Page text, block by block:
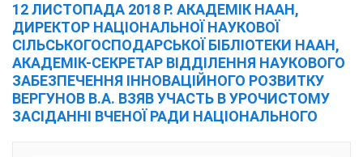
12 ЛИСТОПАДА 2018 Р. АКАДЕМІК НААН,
ДИРЕКТОР НАЦІОНАЛЬНОЇ НАУКОВОЇ
СІЛЬСЬКОГОСПОДАРСЬКОЇ БІБЛІОТЕКИ НААН,
АКАДЕМІК-СЕКРЕТАР ВІДДІЛЕННЯ НАУКОВОГО
ЗАБЕЗПЕЧЕННЯ ІННОВАЦІЙНОГО РОЗВИТКУ
ВЕРГУНОВ В.А. ВЗЯВ УЧАСТЬ В УРОЧИСТОМУ
ЗАСІДАННІ ВЧЕНОЇ РАДИ НАЦІОНАЛЬНОГО